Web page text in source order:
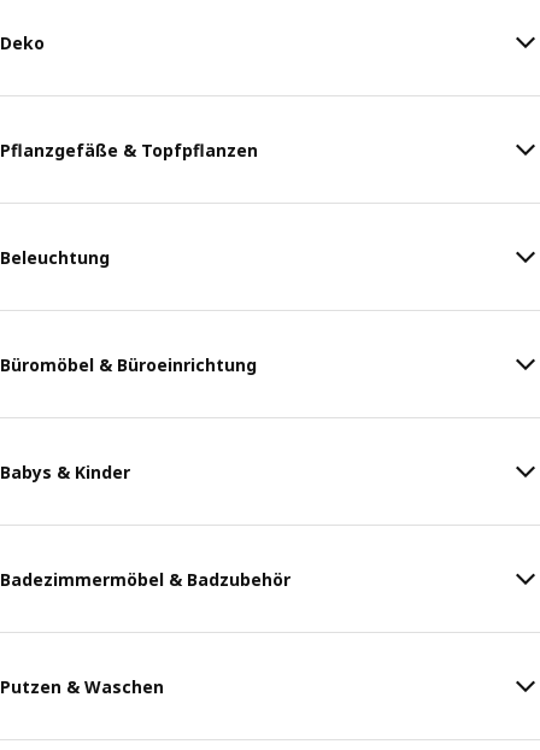
Deko
Pflanzgefäße & Topfpflanzen
Beleuchtung
Büromöbel & Büroeinrichtung
Babys & Kinder
Badezimmermöbel & Badzubehör
Putzen & Waschen